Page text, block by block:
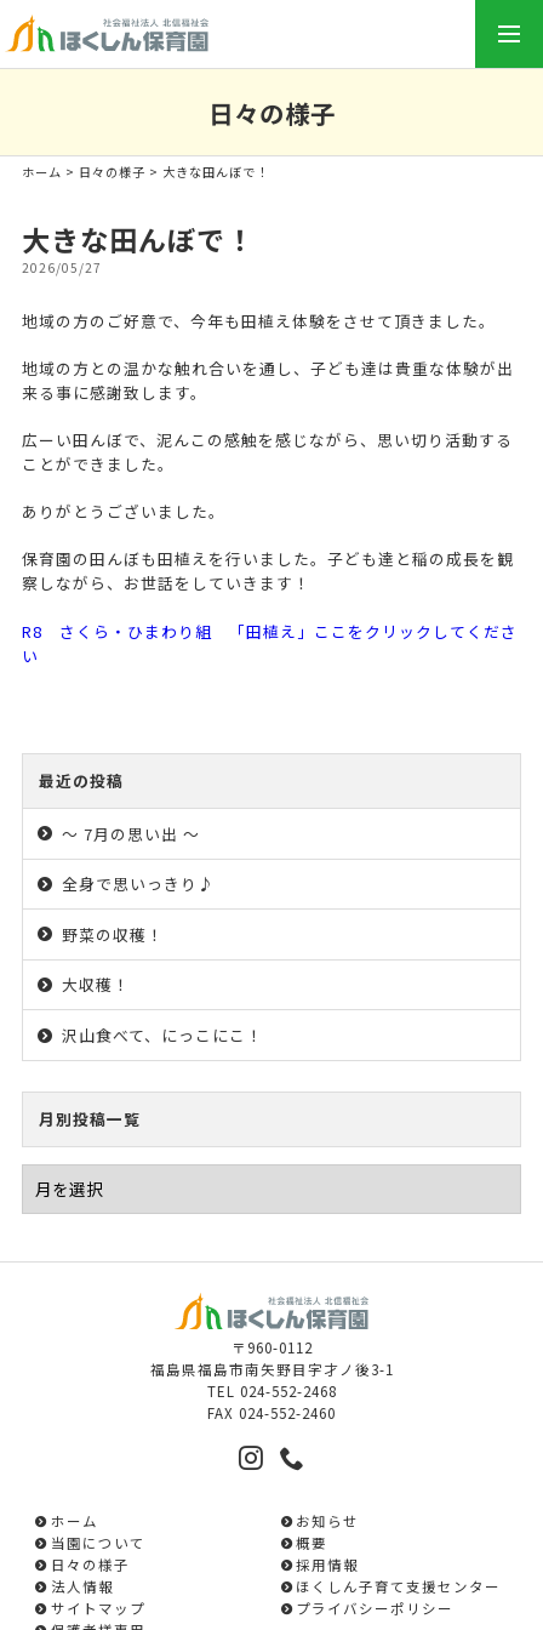
日々の様子
ホーム > 日々の様子 > 大きな田んぼで！
大きな田んぼで！
2026/05/27
地域の方のご好意で、今年も田植え体験をさせて頂きました。
地域の方との温かな触れ合いを通し、子ども達は貴重な体験が出
来る事に感謝致します。
広ーい田んぼで、泥んこの感触を感じながら、思い切り活動する
ことができました。
ありがとうございました。
保育園の田んぼも田植えを行いました。子ども達と稲の成長を観
察しながら、お世話をしていきます！
R8 さくら・ひまわり組 「田植え」ここをクリックしてくださ
い
最近の投稿
～ 7月の思い出 ～
全身で思いっきり♪
野菜の収穫！
大収穫！
沢山食べて、にっこにこ！
月別投稿一覧
〒960-0112
福島県福島市南矢野目字才ノ後3-1
TEL 024-552-2468
FAX 024-552-2460
ホーム
お知らせ
当園について
概要
日々の様子
採用情報
法人情報
ほくしん子育て支援センター
サイトマップ
プライバシーポリシー